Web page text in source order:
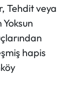
Tehdit veya
hapis